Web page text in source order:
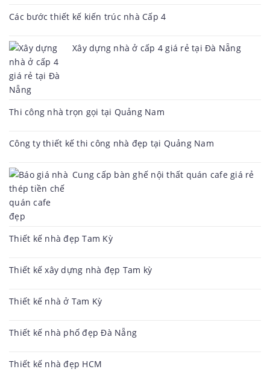
Các bước thiết kế kiến trúc nhà Cấp 4
Xây dựng nhà ở cấp 4 giá rẻ tại Đà Nẵng
Thi công nhà trọn gọi tại Quảng Nam
Công ty thiết kế thi công nhà đẹp tại Quảng Nam
Cung cấp bàn ghế nội thất quán cafe giá rẻ
Thiết kế nhà đẹp Tam Kỳ
Thiết kế xây dựng nhà đẹp Tam kỳ
Thiết kế nhà ở Tam Kỳ
Thiết kế nhà phố đẹp Đà Nẵng
Thiết kế nhà đẹp HCM